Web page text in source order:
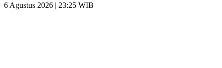
6 Agustus 2026 | 23:25 WIB